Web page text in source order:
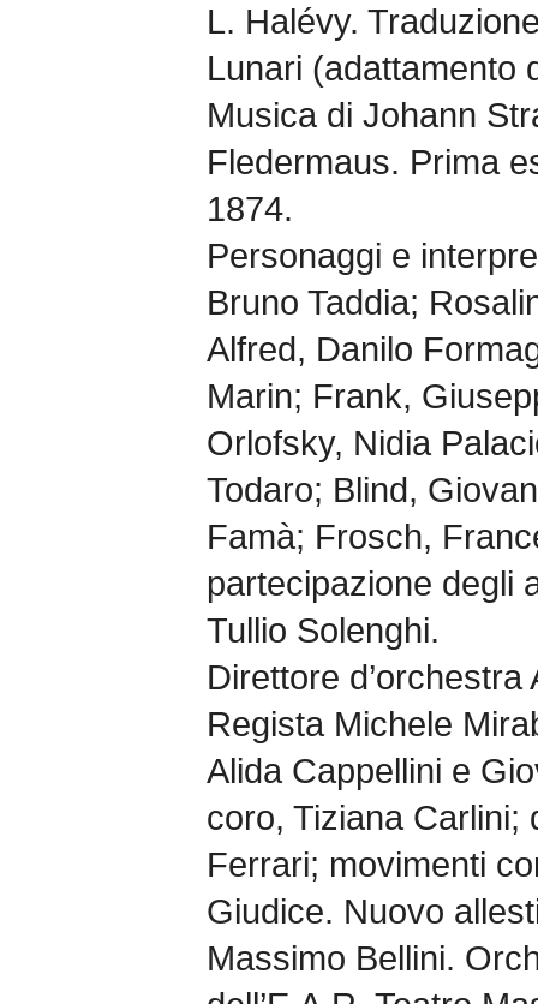
L. Halévy.
Lunari (adattamento
Musica di Johann
Fledermaus. Prima
1874.
Personaggi e
Bruno Taddia;
Alfred, Danilo
Marin; Frank,
Orlofsky, Nidia
Todaro; Blind,
Famà; Frosch,
partecipazione degli
Tullio Solenghi.
Direttore
Regista Michele
Alida Cappellini e
coro, Tiziana Carlini;
Ferrari; movimenti
Giudice. Nuovo
Massimo Bellini.